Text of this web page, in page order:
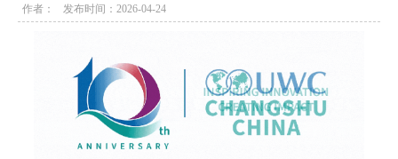
作者： 发布时间：2026-04-24